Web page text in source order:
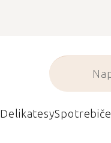
DelikatesySpotrebiče